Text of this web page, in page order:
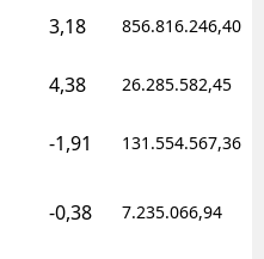
3,18 856.816.246,40
4,38 26.285.582,45
-1,91 131.554.567,36
-0,38 7.235.066,94